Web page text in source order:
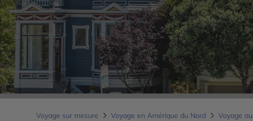
Voyage sur mesure Voyage en Amérique du Nord Voyage